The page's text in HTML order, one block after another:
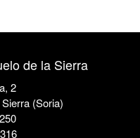
de la Sierra
2
(Soria)